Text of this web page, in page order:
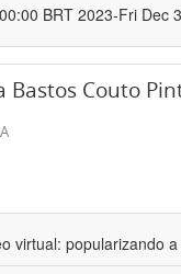
BRT 2023-Fri Dec
Bastos Couto
virtual: popularizando